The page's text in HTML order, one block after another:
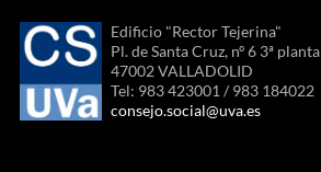
Edificio "Rector Tejerina"
Pl. de Santa Cruz, nº 6 3ª planta
47002 VALLADOLID
Tel: 983 423001 / 983 184022
consejo.social@uva.es